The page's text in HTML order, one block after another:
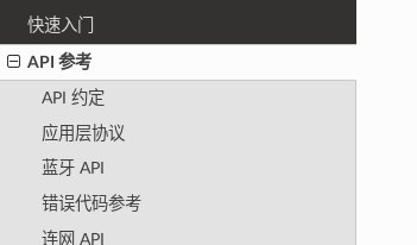
快速入门
API 参考
API 约定
应用层协议
蓝牙 API
错误代码参考
连网 API